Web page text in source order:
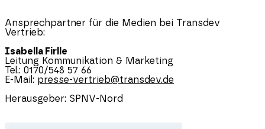
Ansprechpartner für die Medien bei Transdev
Vertrieb:
Isabella Firlle
Leitung Kommunikation & Marketing
Tel.: 0170/548 57 66
E-Mail: presse-vertrieb@transdev.de
Herausgeber: SPNV-Nord